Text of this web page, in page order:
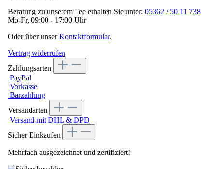
Beratung zu unserem Tee erhalten Sie unter: 05362 / 50 11 738
Mo-Fr, 09:00 - 17:00 Uhr
Oder über unserKontaktformular.
Vertrag widerrufen
Zahlungsarten
PayPal
Vorkasse
Barzahlung
Versandarten
Versand mit DHL & DPD
Sicher Einkaufen
Mehrfach ausgezeichnet und zertifiziert!